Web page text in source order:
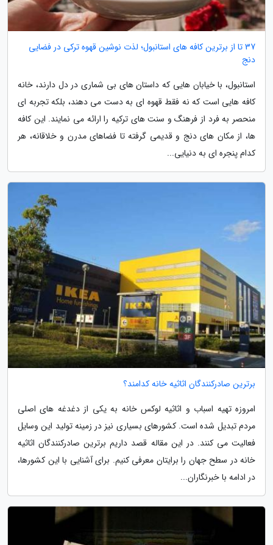
37 تا از برترین کافه های استانبول؛ لذت نوشین قهوه ترکی در فضایی
دنج
استانبول، با خیابان هایی که داستان های بی شماری در دل دارند، خانه
کافه هایی است که نه فقط قهوه ای به دست می دهند، بلکه تجربه ای
منحصر به فرد از فرهنگ و سنت های ترکیه را ارائه می نمایند. این کافه
ها، از مکان های دنج و قدیمی گرفته تا فضاهای مدرن و خلاقانه، هر
کدام پنجره ای به دنیایی...
برترین صادرکنندگان اثاثیه خانه کدامند؟
امروزه تهیه اسباب و اثاثیه لوکس خانه به یکی از دغدغه های اصلی
مردم تبدیل شده است. کشورهای بسیاری نیز در زمینه تولید این وسایل
فعالیت می کنند. در این مقاله قصد داریم برترین صادرکنندگان اثاثیه
خانه در سطح جهان را برایتان معرفی کنیم. برای آشنایی با این کشورها،
در ادامه با خبرنگاران...